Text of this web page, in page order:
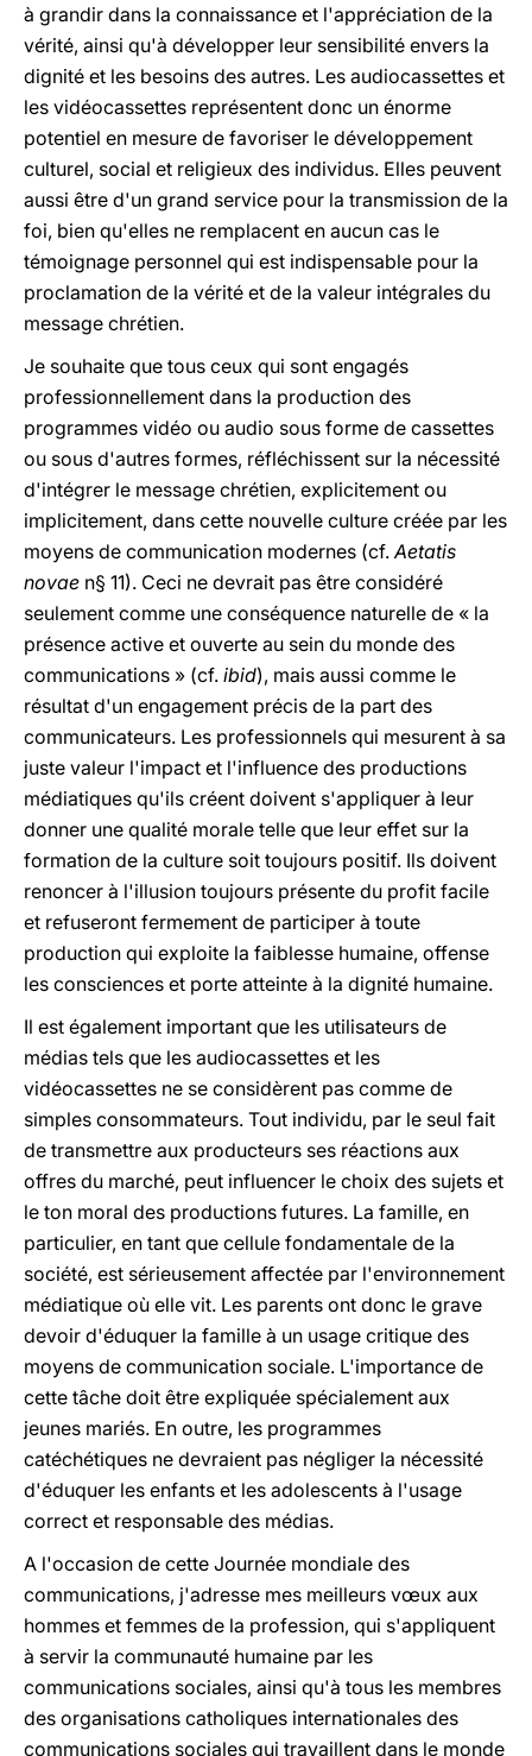
à grandir dans la connaissance et l'appréciation de la
vérité, ainsi qu'à développer leur sensibilité envers la
dignité et les besoins des autres. Les audiocassettes et
les vidéocassettes représentent donc un énorme
potentiel en mesure de favoriser le développement
culturel, social et religieux des individus. Elles peuvent
aussi être d'un grand service pour la transmission de la
foi, bien qu'elles ne remplacent en aucun cas le
témoignage personnel qui est indispensable pour la
proclamation de la vérité et de la valeur intégrales du
message chrétien.
Je souhaite que tous ceux qui sont engagés
professionnellement dans la production des
programmes vidéo ou audio sous forme de cassettes
ou sous d'autres formes, réfléchissent sur la nécessité
d'intégrer le message chrétien, explicitement ou
implicitement, dans cette nouvelle culture créée par les
moyens de communication modernes (cf.Aetatis
novae n§ 11). Ceci ne devrait pas être considéré
seulement comme une conséquence naturelle de « la
présence active et ouverte au sein du monde des
communications » (cf. ibid), mais aussi comme le
résultat d'un engagement précis de la part des
communicateurs. Les professionnels qui mesurent à sa
juste valeur l'impact et l'influence des productions
médiatiques qu'ils créent doivent s'appliquer à leur
donner une qualité morale telle que leur effet sur la
formation de la culture soit toujours positif. Ils doivent
renoncer à l'illusion toujours présente du profit facile
et refuseront fermement de participer à toute
production qui exploite la faiblesse humaine, offense
les consciences et porte atteinte à la dignité humaine.
Il est également important que les utilisateurs de
médias tels que les audiocassettes et les
vidéocassettes ne se considèrent pas comme de
simples consommateurs. Tout individu, par le seul fait
de transmettre aux producteurs ses réactions aux
offres du marché, peut influencer le choix des sujets et
le ton moral des productions futures. La famille, en
particulier, en tant que cellule fondamentale de la
société, est sérieusement affectée par l'environnement
médiatique où elle vit. Les parents ont donc le grave
devoir d'éduquer la famille à un usage critique des
moyens de communication sociale. L'importance de
cette tâche doit être expliquée spécialement aux
jeunes mariés. En outre, les programmes
catéchétiques ne devraient pas négliger la nécessité
d'éduquer les enfants et les adolescents à l'usage
correct et responsable des médias.
A l'occasion de cette Journée mondiale des
communications, j'adresse mes meilleurs vœux aux
hommes et femmes de la profession, qui s'appliquent
à servir la communauté humaine par les
communications sociales, ainsi qu'à tous les membres
des organisations catholiques internationales des
communications sociales qui travaillent dans le monde